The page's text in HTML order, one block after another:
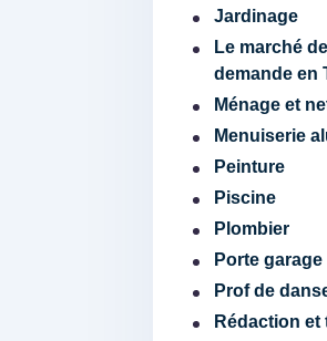
Jardinage
Le marché
demande en
Ménage et
Menuiserie
Peinture
Piscine
Plombier
Porte garage
Prof de
Rédaction